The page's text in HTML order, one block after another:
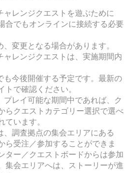
レンジクエストを遊ぶために
合でもオンラインに接続する必要
変更となる場合があります。
レンジクエストは、実施期間内
今後開催する予定です。最新の
で確認ください。
レイ可能な期間中であれば、ク
らクエストカテゴリー選択で選べ
います。
調査拠点の集会エリアにある
ら受注／参加することができま
ター／クエストボードからは参加
集会エリアへは、ストーリーが進